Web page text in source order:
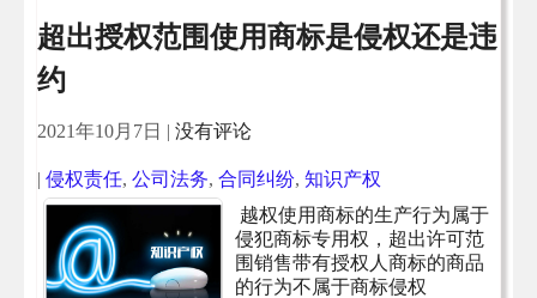
超出授权范围使用商标是侵权还是违
约
2021年10月7日 | 没有评论
| 侵权责任, 公司法务, 合同纠纷, 知识产权
越权使用商标的生产行为属于
侵犯商标专用权，超出许可范
围销售带有授权人商标的商品
的行为不属于商标侵权